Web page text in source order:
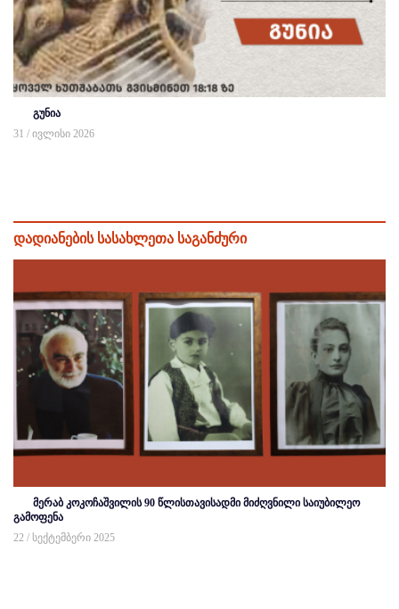
გუნია
31 / ივლისი 2026
დადიანების სასახლეთა საგანძური
მერაბ კოკოჩაშვილის 90 წლისთავისადმი მიძღვნილი საიუბილეო
გამოფენა
22 / სექტემბერი 2025